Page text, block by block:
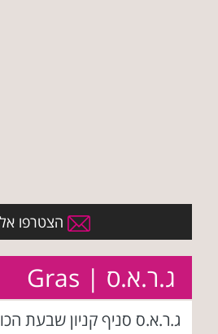
הצטרפו
ג.ר.א.ס | Gras
ג.ר.א.ס סניף קניון שבעת